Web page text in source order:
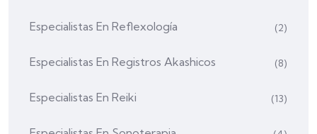
Especialistas En Reflexología (2)
Especialistas En Registros Akashicos (8)
Especialistas En Reiki (13)